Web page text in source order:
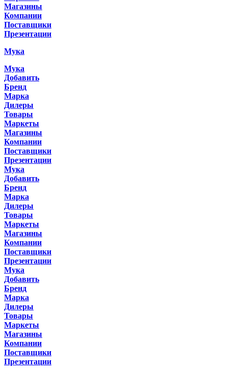
Магазины
Компании
Поставщики
Презентации
Мука
Мука
Добавить
Бренд
Марка
Дилеры
Товары
Маркеты
Магазины
Компании
Поставщики
Презентации
Мука
Добавить
Бренд
Марка
Дилеры
Товары
Маркеты
Магазины
Компании
Поставщики
Презентации
Мука
Добавить
Бренд
Марка
Дилеры
Товары
Маркеты
Магазины
Компании
Поставщики
Презентации